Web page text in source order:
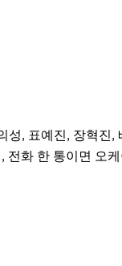
성, 표예진, 장혁진,
전화 한 통이면 오